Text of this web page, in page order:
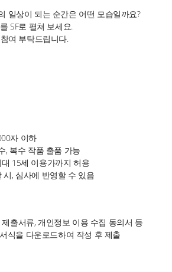
일상이 되는 순간은 어떤 모습일까요?
SF로 펼쳐 보세요.
여 부탁드립니다.
자 이하
복수 작품 출품 가능
15세 이용가까지 허용
, 심사에 반영할 수 있음
출서류, 개인정보 이용 수집 동의서 등
식을 다운로드하여 작성 후 제출